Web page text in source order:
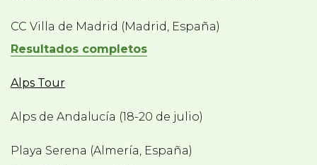
CC Villa de Madrid (Madrid, España)
Resultados completos
Alps Tour
Alps de Andalucía (18-20 de julio)
Playa Serena (Almería, España)